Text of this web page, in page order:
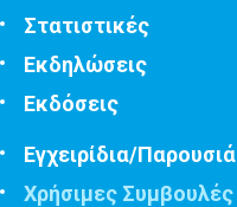
Στατιστικές
Εκδηλώσεις
Εκδόσεις
Εγχειρίδια/
Χρήσιμες